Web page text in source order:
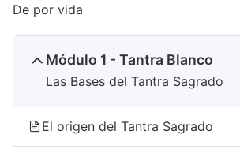
De por vida
Módulo 1 - Tantra Blanco
Las Bases del Tantra Sagrado
El origen del Tantra Sagrado